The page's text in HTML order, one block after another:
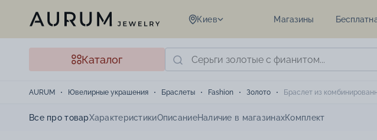
Киев Магазины
Каталог
AURUM Ювелирные украшения Браслеты Fashion Золото Браслет из
Все про товарХарактеристикиОписаниеНаличие в магазинахКомплект